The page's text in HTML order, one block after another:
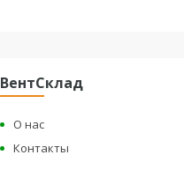
ВентСклад
О нас
Контакты